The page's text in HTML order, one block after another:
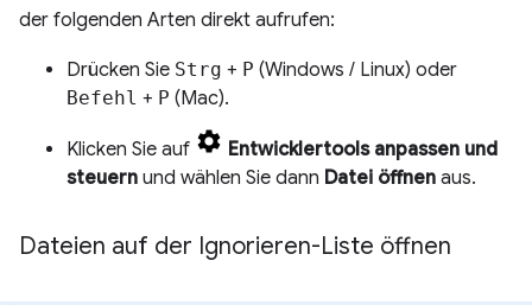
der folgenden Arten direkt aufrufen:
Drücken Sie Strg + P (Windows / Linux) oder
Befehl + P (Mac).
Klicken Sie auf
Entwicklertools anpassen und
steuern und wählen Sie dann Datei öffnen aus.
Dateien auf der Ignorieren-Liste öffnen